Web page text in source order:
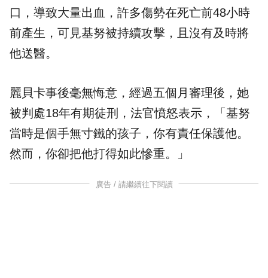
口，導致大量出血，許多傷勢在死亡前48小時
前產生，可見基努被持續攻擊，且沒有及時將
他送醫。
麗貝卡事後毫無悔意，經過五個月審理後，她
被判處18年有期徒刑，法官憤怒表示，「基努
當時是個手無寸鐵的孩子，你有責任保護他。
然而，你卻把他打得如此慘重。」
廣告 / 請繼續往下閱讀